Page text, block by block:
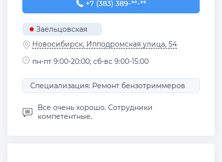
+7 (383) 389-08-57
+7 (383) 389-**-**
Заельцовская
Новосибирск, Ипподромская улица, 54
пн-пт 9:00-20:00; сб-вс 9:00-15:00
Специализация: Ремонт бензотриммеров
Все очень хорошо. Сотрудники
компетентные.